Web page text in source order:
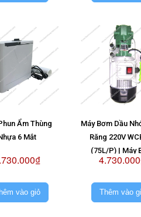
Ẩm Thùng
6 Mắt
vào giỏ
Máy Bơm Dầu
Răng 220V
(75L/P) | Máy
WCB75
Thêm vào